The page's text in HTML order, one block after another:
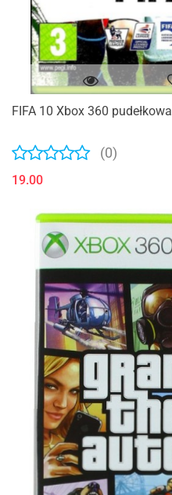
FIFA 10 Xbox 360 pudełkowa
(0)
19.00